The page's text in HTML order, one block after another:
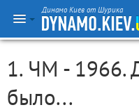
Динамо Киев от Шурика
1. ЧМ - 1966.
было...